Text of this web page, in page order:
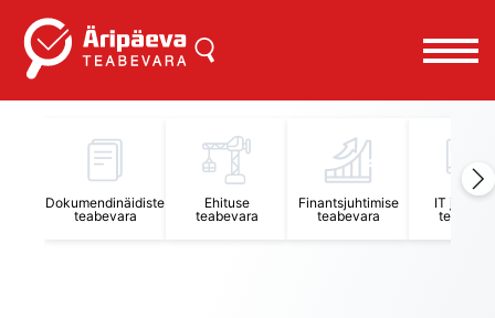
Dokumendinäidiste
teabevara
Ehituse
teabevara
Finantsjuhtimise
teabevara
IT